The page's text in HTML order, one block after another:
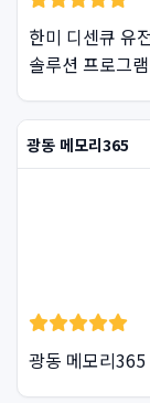
한미 디센큐 유
솔루션 프로그램
광동 메모리365
광동 메모리